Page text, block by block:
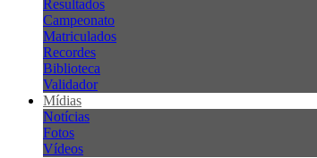
Resultados
Campeonato
Matriculados
Recordes
Biblioteca
Validador
Mídias
Notícias
Fotos
Vídeos